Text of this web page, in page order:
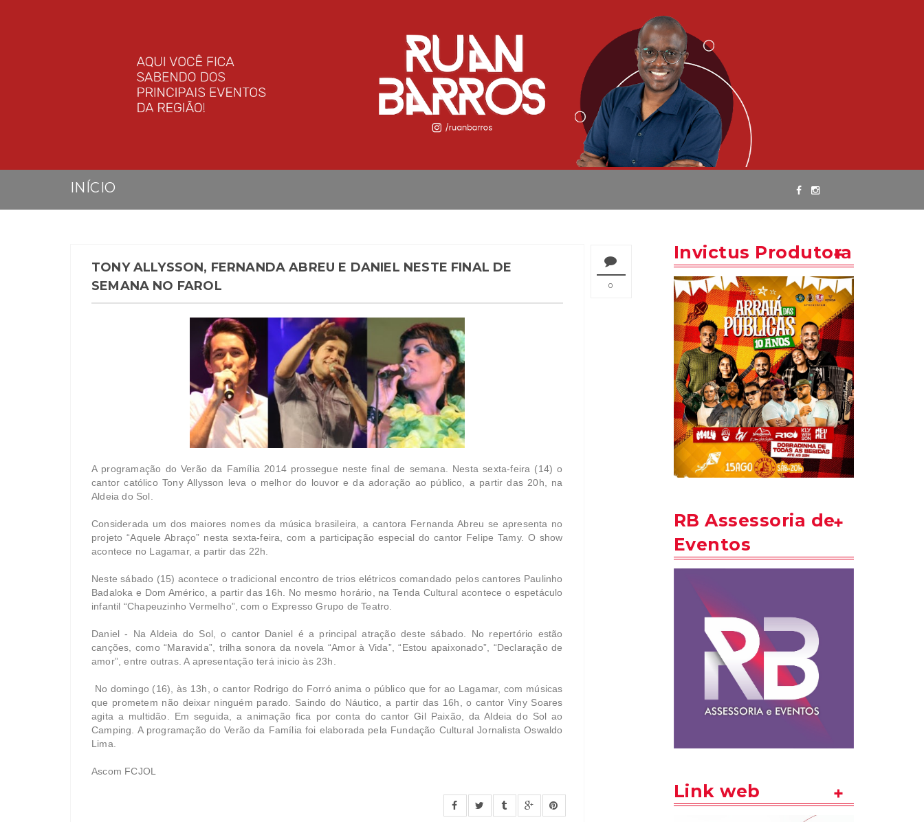
INÍCIO
0
TONY ALLYSSON, FERNANDA ABREU E DANIEL NESTE FINAL DE
SEMANA NO FAROL
A programação do Verão da Família 2014 prossegue neste final de semana. Nesta sexta-feira (14) o
cantor católico Tony Allysson leva o melhor do louvor e da adoração ao público, a partir das 20h, na
Aldeia do Sol.
Considerada um dos maiores nomes da música brasileira, a cantora Fernanda Abreu se apresenta no
projeto “Aquele Abraço” nesta sexta-feira, com a participação especial do cantor Felipe Tamy. O show
acontece no Lagamar, a partir das 22h.
Neste sábado (15) acontece o tradicional encontro de trios elétricos comandado pelos cantores Paulinho
Badaloka e Dom Américo, a partir das 16h. No mesmo horário, na Tenda Cultural acontece o espetáculo
infantil “Chapeuzinho Vermelho”, com o Expresso Grupo de Teatro.
Daniel - Na Aldeia do Sol, o cantor Daniel é a principal atração deste sábado. No repertório estão
canções, como “Maravida”, trilha sonora da novela “Amor à Vida”, “Estou apaixonado”, “Declaração de
amor”, entre outras. A apresentação terá inicio às 23h.
No domingo (16), às 13h, o cantor Rodrigo do Forró anima o público que for ao Lagamar, com músicas
que prometem não deixar ninguém parado. Saindo do Náutico, a partir das 16h, o cantor Viny Soares
agita a multidão. Em seguida, a animação fica por conta do cantor Gil Paixão, da Aldeia do Sol ao
Camping. A programação do Verão da Família foi elaborada pela Fundação Cultural Jornalista Oswaldo
Lima.
Ascom FCJOL
Invictus Produtora
RB Assessoria de
Eventos
Link web